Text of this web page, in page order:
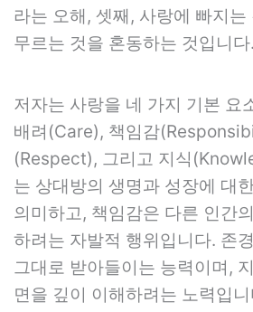
라는 오해, 셋째, 사랑에 빠지는
무르는 것을 혼동하는 것입니다.
저자는 사랑을 네 가지 기본 요
배려(Care), 책임감
(Respect), 그리고 지식
는 상대방의 생명과 성장에 대
의미하고, 책임감은 다른 인간
하려는 자발적 행위입니다. 존
그대로 받아들이는 능력이며,
면을 깊이 이해하려는 노력입